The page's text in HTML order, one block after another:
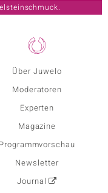
Über Juwelo
Moderatoren
Experten
Magazine
Programmvorschau
Newsletter
Journal